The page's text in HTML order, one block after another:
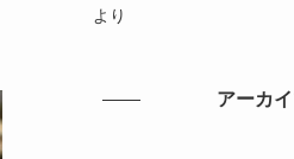
より
アーカ